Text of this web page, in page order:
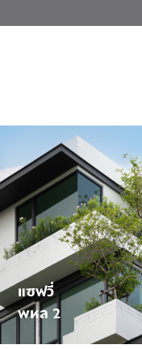
แซฟวี่
พหล 2